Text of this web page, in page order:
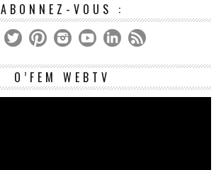
ABONNEZ-VOUS :
O’FEM WEBTV